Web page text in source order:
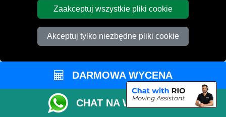
Zaakceptuj wszystkie pliki cookie
Akceptuj tylko niezbędne pliki cookie
Co ma wpływ na cenę?
WYSZUKAJ W NAJCZĘŚCIEJ ZADAWANYCH
PYTANIACH
DARMOWA WYCENA
CHAT NA WHATSAPP